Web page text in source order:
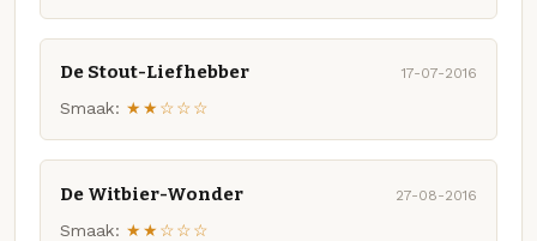
De Stout-Liefhebber 17-07-2016
Smaak: ★★☆☆☆
De Witbier-Wonder 27-08-2016
Smaak: ★★☆☆☆